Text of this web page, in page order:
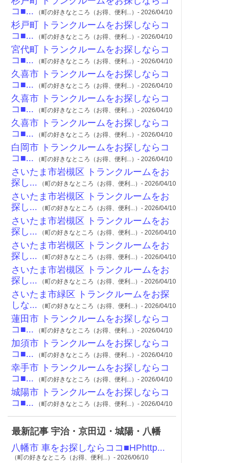
コ■... （町の好きなところ（お得、便利...）- 2026/04/10
杉戸町 トランクルームをお探しならコ
コ■... （町の好きなところ（お得、便利...）- 2026/04/10
宮代町 トランクルームをお探しならコ
コ■... （町の好きなところ（お得、便利...）- 2026/04/10
久喜市 トランクルームをお探しならコ
コ■... （町の好きなところ（お得、便利...）- 2026/04/10
久喜市 トランクルームをお探しならコ
コ■... （町の好きなところ（お得、便利...）- 2026/04/10
久喜市 トランクルームをお探しならコ
コ■... （町の好きなところ（お得、便利...）- 2026/04/10
白岡市 トランクルームをお探しならコ
コ■... （町の好きなところ（お得、便利...）- 2026/04/10
さいたま市岩槻区 トランクルームをお
探し... （町の好きなところ（お得、便利...）- 2026/04/10
さいたま市岩槻区 トランクルームをお
探し... （町の好きなところ（お得、便利...）- 2026/04/10
さいたま市岩槻区 トランクルームをお
探し... （町の好きなところ（お得、便利...）- 2026/04/10
さいたま市岩槻区 トランクルームをお
探し... （町の好きなところ（お得、便利...）- 2026/04/10
さいたま市岩槻区 トランクルームをお
探し... （町の好きなところ（お得、便利...）- 2026/04/10
さいたま市緑区 トランクルームをお探
しな... （町の好きなところ（お得、便利...）- 2026/04/10
蓮田市 トランクルームをお探しならコ
コ■... （町の好きなところ（お得、便利...）- 2026/04/10
加須市 トランクルームをお探しならコ
コ■... （町の好きなところ（お得、便利...）- 2026/04/10
幸手市 トランクルームをお探しならコ
コ■... （町の好きなところ（お得、便利...）- 2026/04/10
城陽市 トランクルームをお探しならコ
コ■... （町の好きなところ（お得、便利...）- 2026/04/10
最新記事 宇治・京田辺・城陽・八幡
八幡市 車をお探しならココ■HPhttp...
（町の好きなところ（お得、便利...）- 2026/06/10